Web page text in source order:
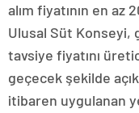
alım fiyatının en az
Ulusal Süt Konseyi,
tavsiye fiyatını
geçecek şekilde
itibaren uygulanan